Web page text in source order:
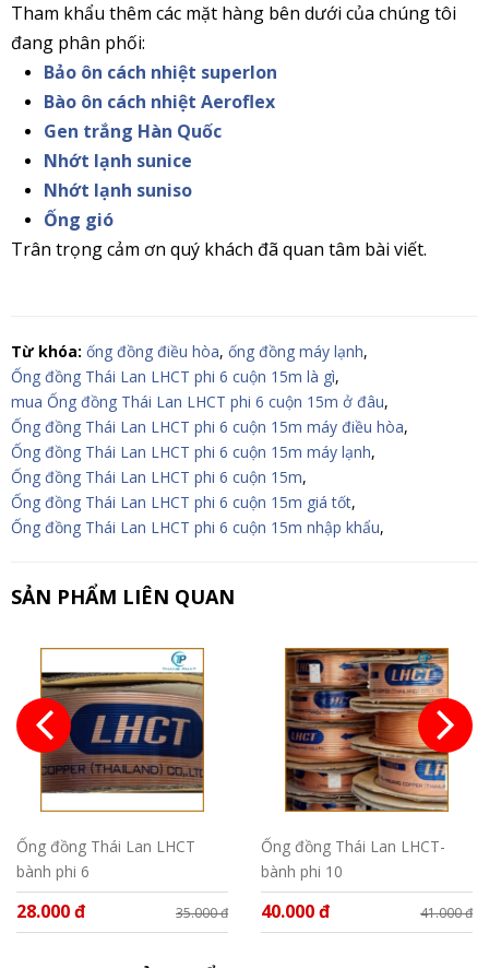
Tham khẩu thêm các mặt hàng bên dưới của chúng tôi
đang phân phối:
Bảo ôn cách nhiệt superlon
Bào ôn cách nhiệt Aeroflex
Gen trắng Hàn Quốc
Nhớt lạnh sunice
Nhớt lạnh suniso
Ống gió
Trân trọng cảm ơn quý khách đã quan tâm bài viết.
Từ khóa: ống đồng điều hòa, ống đồng máy lạnh,
Ống đồng Thái Lan LHCT phi 6 cuộn 15m là gì,
mua Ống đồng Thái Lan LHCT phi 6 cuộn 15m ở đâu,
Ống đồng Thái Lan LHCT phi 6 cuộn 15m máy điều hòa,
Ống đồng Thái Lan LHCT phi 6 cuộn 15m máy lạnh,
Ống đồng Thái Lan LHCT phi 6 cuộn 15m,
Ống đồng Thái Lan LHCT phi 6 cuộn 15m giá tốt,
Ống đồng Thái Lan LHCT phi 6 cuộn 15m nhập khẩu,
SẢN PHẨM LIÊN QUAN
Ống đồng Thái Lan LHCT
bành phi 6
28.000 đ 35.000 đ
Ống đồng Thái Lan LHCT-
bành phi 10
40.000 đ 41.000 đ